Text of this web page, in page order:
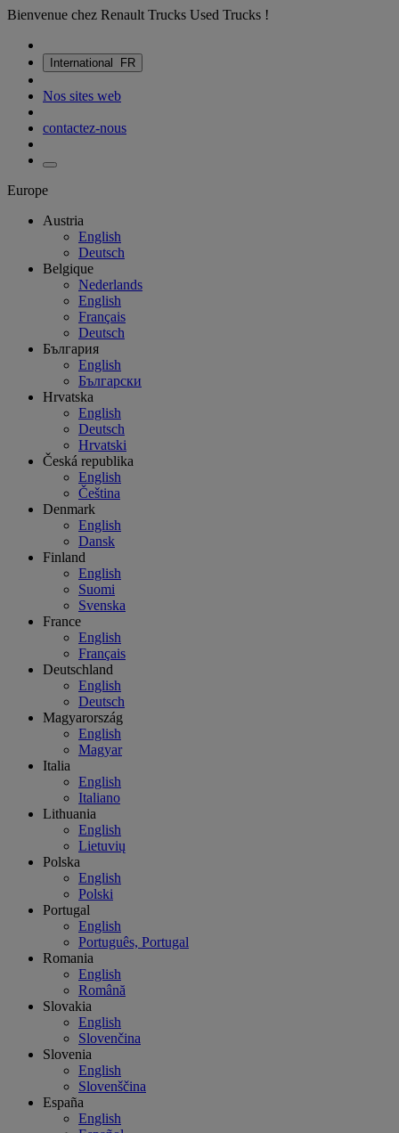
Bienvenue chez Renault Trucks Used Trucks !
International FR
Nos sites web
contactez-nous
Europe
Austria
English
Deutsch
Belgique
Nederlands
English
Français
Deutsch
България
English
Български
Hrvatska
English
Deutsch
Hrvatski
Česká republika
English
Čeština
Denmark
English
Dansk
Finland
English
Suomi
Svenska
France
English
Français
Deutschland
English
Deutsch
Magyarország
English
Magyar
Italia
English
Italiano
Lithuania
English
Lietuvių
Polska
English
Polski
Portugal
English
Português, Portugal
Romania
English
Română
Slovakia
English
Slovenčina
Slovenia
English
Slovenščina
España
English